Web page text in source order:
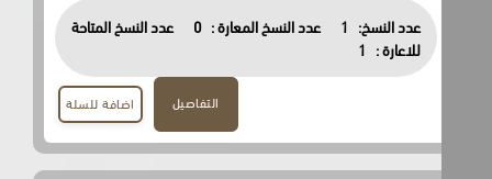
عدد النسخ: 1 عدد النسخ المعارة : 0
عدد النسخ المتاحة
للاعارة :
1
اضافة للسلة